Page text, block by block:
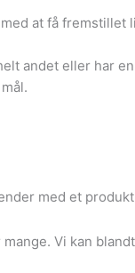
at få fremstillet
andet eller har
med et
Vi kan